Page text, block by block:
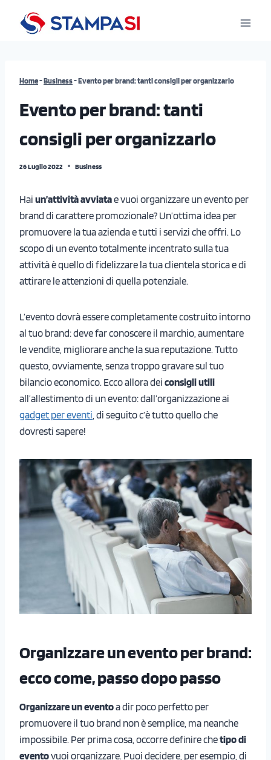
Home-Business-Evento per brand: tanti consigli per organizzarlo
Evento per brand: tanti
consigli per organizzarlo
26 Luglio 2022 Business
Hai un’attività avviatae vuoi organizzare un evento per
brand di carattere promozionale? Un’ottima idea per
promuovere la tua azienda e tutti i servizi che offri. Lo
scopo di un evento totalmente incentrato sulla tua
attività è quello di fidelizzare la tua clientela storica e di
attirare le attenzioni di quella potenziale.
L’evento dovrà essere completamente costruito intorno
al tuo brand: deve far conoscere il marchio, aumentare
le vendite, migliorare anche la sua reputazione. Tutto
questo, ovviamente, senza troppo gravare sul tuo
bilancio economico. Ecco allora dei consigli utili
all’allestimento di un evento: dall’organizzazione ai
gadget per eventi , di seguito c’è tutto quello che
dovresti sapere!
Organizzare un evento per brand:
ecco come, passo dopo passo
Organizzare un eventoa dir poco perfetto per
promuovere il tuo brand non è semplice, ma neanche
impossibile. Per prima cosa, occorre definire chetipo di
eventovuoi organizzare. Puoi decidere, per esempio, di